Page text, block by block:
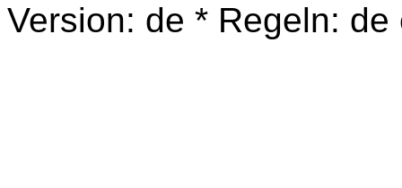
Version: de * Regeln: